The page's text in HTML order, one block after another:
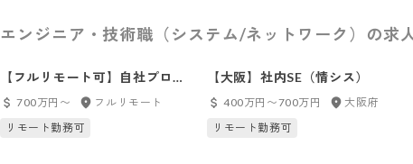
エンジニア・技術職（システム/ネットワーク）の求
【フルリモート可】自社プロダ
クト開発_テックリードエンジニ
700万円〜
フルリモート
リモート勤務可
【大阪】社内SE（情シス）
400万円〜700万円
大阪府
リモート勤務可